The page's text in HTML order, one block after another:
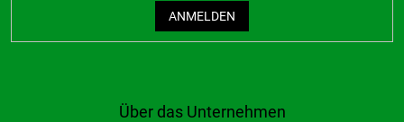
Über das Unternehmen
ANMELDEN